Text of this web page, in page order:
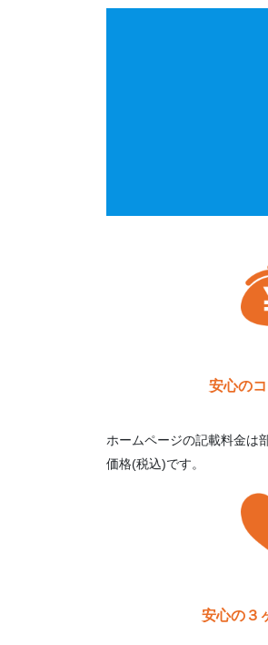
安心の
ホームページの記載料金は
価格(税込)です。
安心の３